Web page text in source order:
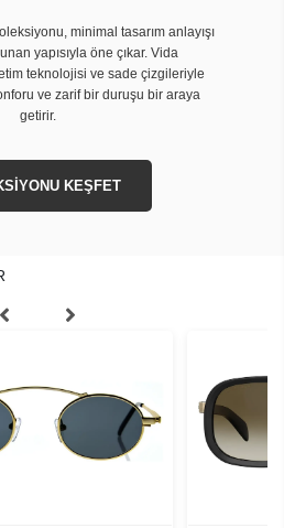
minimal tasarım anlayışı
yapısıyla öne çıkar. Vida
teknolojisi ve sade çizgileriyle
ve zarif bir duruşu bir araya
getirir.
KEŞFET